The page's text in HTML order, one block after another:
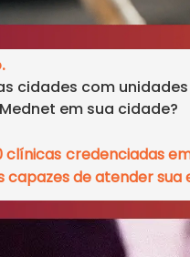
cidades com
em sua cidade?
clínicas credenciadas
capazes de atender